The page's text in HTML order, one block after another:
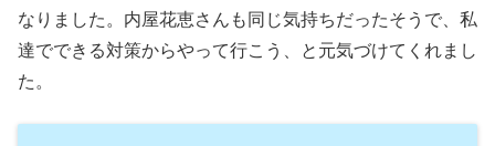
なりました。内屋花恵さんも同じ気持ちだったそうで、私
達でできる対策からやって行こう、と元気づけてくれまし
た。